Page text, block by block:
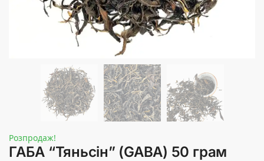
Розпродаж!
ГАБА “Тяньсін” (GABA) 50 грам